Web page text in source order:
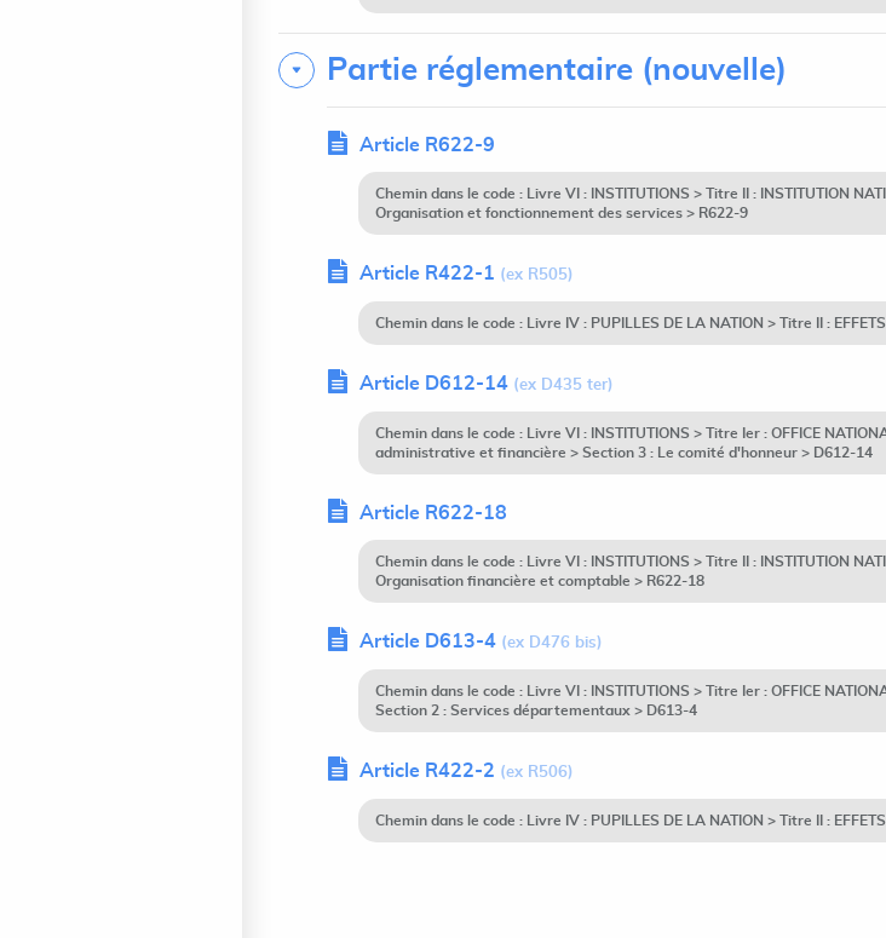
Partie réglementaire (nouvelle)
Article R622-9
Chemin dans le code : Livre VI : INSTITUTIONS > Titre II : INSTITUTION
Organisation et fonctionnement des services > R622-9
Article R422-1 (ex R505)
Chemin dans le code : Livre IV : PUPILLES DE LA NATION > Titre II :
Article D612-14 (ex D435 ter)
Chemin dans le code : Livre VI : INSTITUTIONS > Titre Ier : OFFICE
administrative et financière > Section 3 : Le comité d'honneur > D612-14
Article R622-18
Chemin dans le code : Livre VI : INSTITUTIONS > Titre II : INSTITUTION
Organisation financière et comptable > R622-18
Article D613-4 (ex D476 bis)
Chemin dans le code : Livre VI : INSTITUTIONS > Titre Ier : OFFICE
Section 2 : Services départementaux > D613-4
Article R422-2 (ex R506)
Chemin dans le code : Livre IV : PUPILLES DE LA NATION > Titre II :